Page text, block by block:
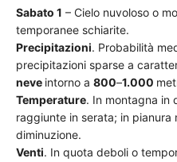
Sabato 1 – Cielo nuvoloso o
temporanee schiarite.
Precipitazioni. Probabilità
precipitazioni sparse a
neve intorno a 800–1.000
Temperature. In montagna in
raggiunte in serata; in pianura
diminuzione.
Venti. In quota deboli o